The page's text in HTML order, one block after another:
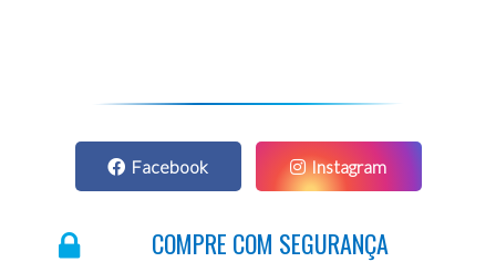
Facebook Instagram
COMPRE COM SEGURANÇA